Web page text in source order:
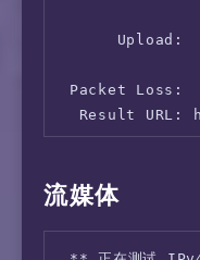
Packet Loss:
流媒体